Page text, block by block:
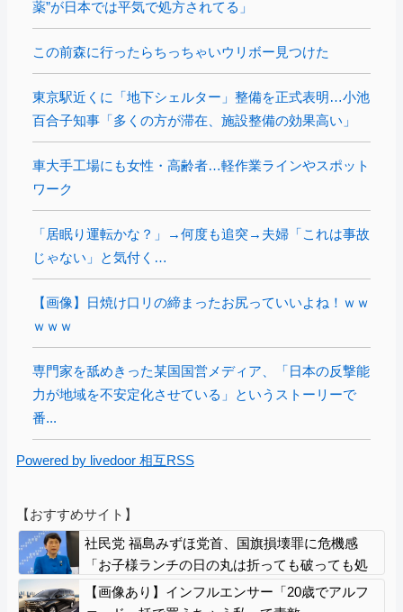
薬”が日本では平気で処方されてる」
この前森に行ったらちっちゃいウリボー見つけた
東京駅近くに「地下シェルター」整備を正式表明…小池
百合子知事「多くの方が滞在、施設整備の効果高い」
車大手工場にも女性・高齢者…軽作業ラインやスポット
ワーク
「居眠り運転かな？」→何度も追突→夫婦「これは事故
じゃない」と気付く…
【画像】日焼け口リの締まったお尻っていいよね！ｗｗ
ｗｗｗ
専門家を舐めきった某国国営メディア、「日本の反撃能
力が地域を不安定化させている」というストーリーで
番...
Powered by livedoor 相互RSS
【おすすめサイト】
社民党 福島みずほ党首、国旗損壊罪に危機感
「お子様ランチの日の丸は折っても破っても処
罰されない、 どうでしょう。本当にそうなの
か」
【画像あり】インフルエンサー「20歳でアルフ